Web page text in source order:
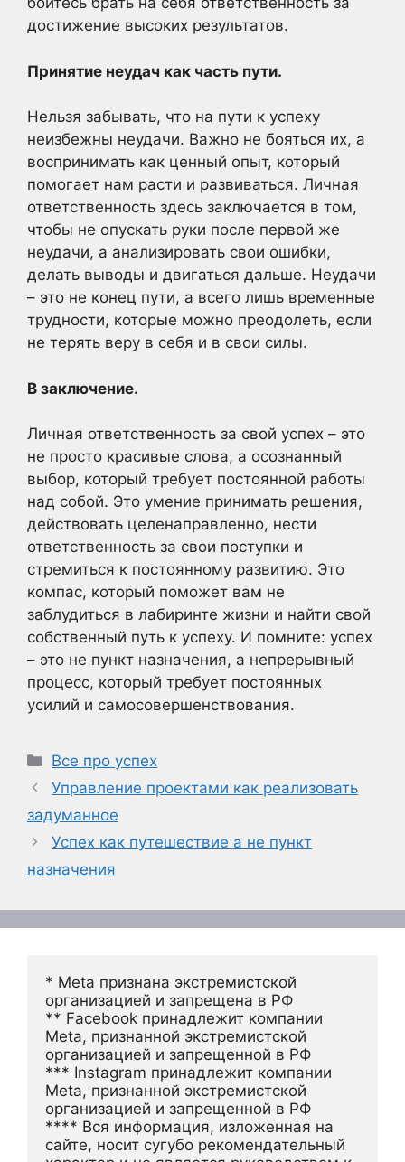
достижение высоких результатов.
Принятие неудач как часть пути.
Нельзя забывать, что на пути к успеху
неизбежны неудачи. Важно не бояться их, а
воспринимать как ценный опыт, который
помогает нам расти и развиваться. Личная
ответственность здесь заключается в том,
чтобы не опускать руки после первой же
неудачи, а анализировать свои ошибки,
делать выводы и двигаться дальше. Неудачи
– это не конец пути, а всего лишь временные
трудности, которые можно преодолеть, если
не терять веру в себя и в свои силы.
В заключение.
Личная ответственность за свой успех – это
не просто красивые слова, а осознанный
выбор, который требует постоянной работы
над собой. Это умение принимать решения,
действовать целенаправленно, нести
ответственность за свои поступки и
стремиться к постоянному развитию. Это
компас, который поможет вам не
заблудиться в лабиринте жизни и найти свой
собственный путь к успеху. И помните: успех
– это не пункт назначения, а непрерывный
процесс, который требует постоянных
усилий и самосовершенствования.
Рубрики
Все про успех
Управление проектами как реализовать
задуманное
Успех как путешествие а не пункт
назначения
* Meta признана экстремистской
организацией и запрещена в РФ
** Facebook принадлежит компании
Meta, признанной экстремистской
организацией и запрещенной в РФ
*** Instagram принадлежит компании
Meta, признанной экстремистской
организацией и запрещенной в РФ
**** Вся информация, изложенная на
сайте, носит сугубо рекомендательный